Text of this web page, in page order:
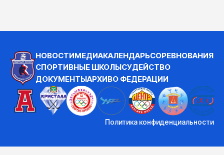
НОВОСТИМЕДИАКАЛЕНДАРЬСОРЕВНОВАНИЯ
СПОРТИВНЫЕ ШКОЛЫСУДЕЙСТВО
ДОКУМЕНТЫАРХИВО ФЕДЕРАЦИИ
Политика конфиденциальности